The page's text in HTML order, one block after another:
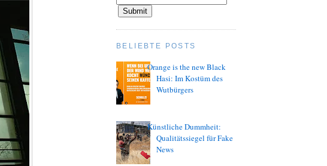
BELIEBTE POSTS
Orange is the new Black
Hasi: Im Kostüm des
Wutbürgers
Künstliche Dummheit:
Qualitätssiegel für Fake
News